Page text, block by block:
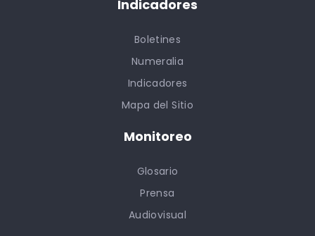
Indicadores
Boletines
Numeralia
Indicadores
Mapa del Sitio
Monitoreo
Glosario
Prensa
Audiovisual